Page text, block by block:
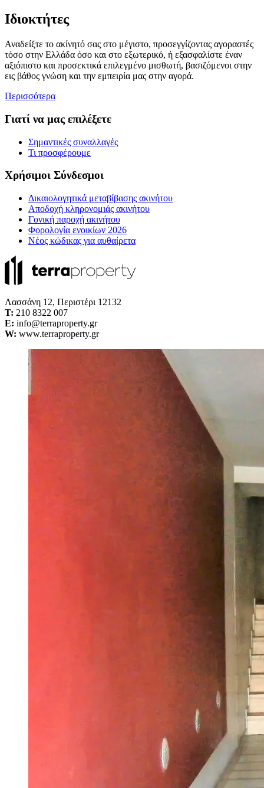
Ιδιοκτήτες
Αναδείξτε το ακίνητό σας στο μέγιστο, προσεγγίζοντας αγοραστές
τόσο στην Ελλάδα όσο και στο εξωτερικό, ή εξασφαλίστε έναν
αξιόπιστο και προσεκτικά επιλεγμένο μισθωτή, βασιζόμενοι στην
εις βάθος γνώση και την εμπειρία μας στην αγορά.
Περισσότερα
Γιατί να μας επιλέξετε
Σημαντικές συναλλαγές
Τι προσφέρουμε
Χρήσιμοι Σύνδεσμοι
Δικαιολογητικά μεταβίβασης ακινήτου
Αποδοχή κληρονομιάς ακινήτου
Γονική παροχή ακινήτου
Φορολογία ενοικίων 2026
Νέος κώδικας για αυθαίρετα
Λασσάνη 12, Περιστέρι 12132
Τ: 210 8322 007
E: info@terraproperty.gr
W: www.terraproperty.gr